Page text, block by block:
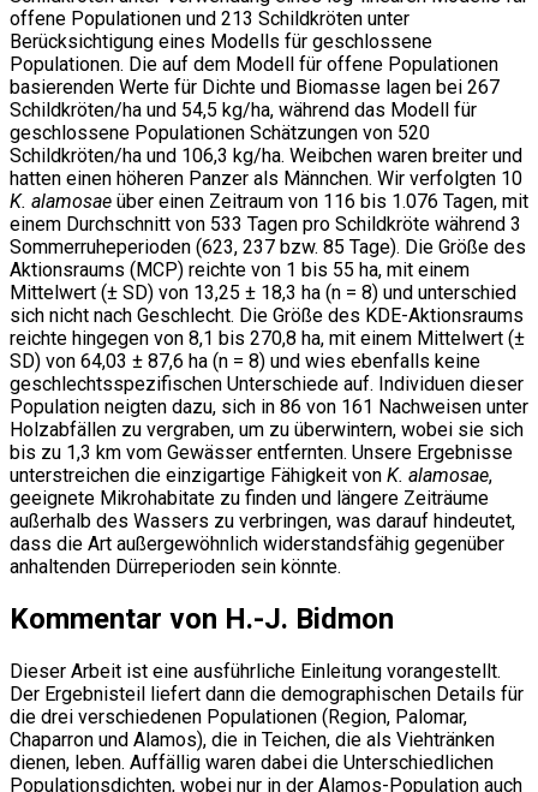
offene Populationen und 213 Schildkröten unter
Berücksichtigung eines Modells für geschlossene
Populationen. Die auf dem Modell für offene Populationen
basierenden Werte für Dichte und Biomasse lagen bei 267
Schildkröten/ha und 54,5 kg/ha, während das Modell für
geschlossene Populationen Schätzungen von 520
Schildkröten/ha und 106,3 kg/ha. Weibchen waren breiter und
hatten einen höheren Panzer als Männchen. Wir verfolgten 10
K. alamosae über einen Zeitraum von 116 bis 1.076 Tagen, mit
einem Durchschnitt von 533 Tagen pro Schildkröte während 3
Sommerruheperioden (623, 237 bzw. 85 Tage). Die Größe des
Aktionsraums (MCP) reichte von 1 bis 55 ha, mit einem
Mittelwert (± SD) von 13,25 ± 18,3 ha (n = 8) und unterschied
sich nicht nach Geschlecht. Die Größe des KDE-Aktionsraums
reichte hingegen von 8,1 bis 270,8 ha, mit einem Mittelwert (±
SD) von 64,03 ± 87,6 ha (n = 8) und wies ebenfalls keine
geschlechtsspezifischen Unterschiede auf. Individuen dieser
Population neigten dazu, sich in 86 von 161 Nachweisen unter
Holzabfällen zu vergraben, um zu überwintern, wobei sie sich
bis zu 1,3 km vom Gewässer entfernten. Unsere Ergebnisse
unterstreichen die einzigartige Fähigkeit von K. alamosae,
geeignete Mikrohabitate zu finden und längere Zeiträume
außerhalb des Wassers zu verbringen, was darauf hindeutet,
dass die Art außergewöhnlich widerstandsfähig gegenüber
anhaltenden Dürreperioden sein könnte.
Kommentar von H.-J. Bidmon
Dieser Arbeit ist eine ausführliche Einleitung vorangestellt.
Der Ergebnisteil liefert dann die demographischen Details für
die drei verschiedenen Populationen (Region, Palomar,
Chaparron und Alamos), die in Teichen, die als Viehtränken
dienen, leben. Auffällig waren dabei die Unterschiedlichen
Populationsdichten, wobei nur in der Alamos-Population auch